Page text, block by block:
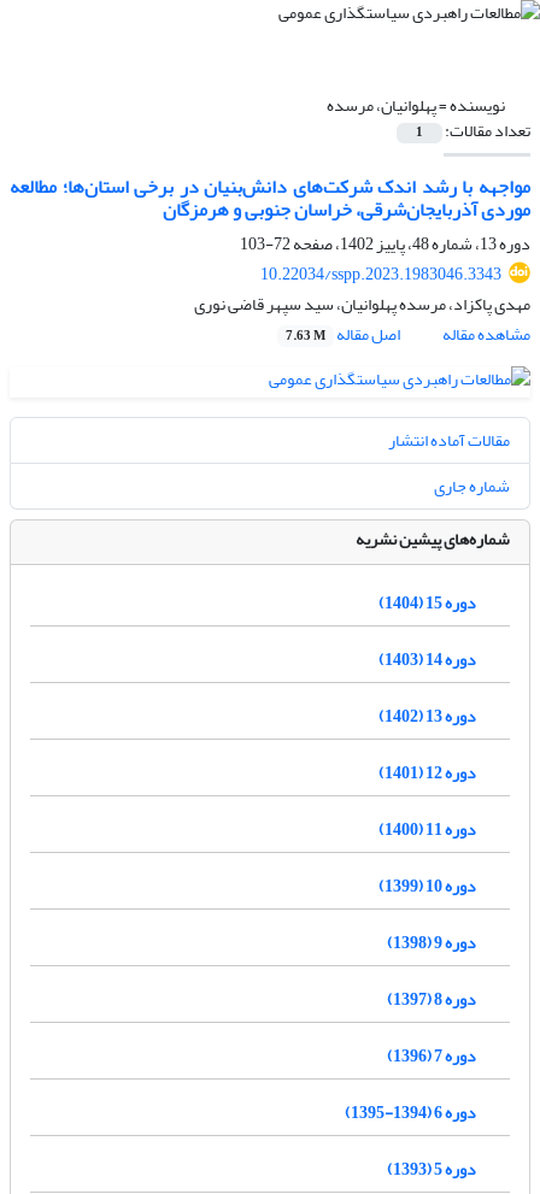
نویسنده =پهلوانیان، مرسده
تعداد مقالات: 1
مواجهه با رشد اندک شرکت‌های دانش‌بنیان در برخی استان‌ها؛ مطالعه
موردی آذربایجان‌شرقی، خراسان جنوبی و هرمزگان
دوره 13، شماره 48، پاییز 1402، صفحه
72-103
10.22034/sspp.2023.1983046.3343
مهدی پاکزاد، مرسده پهلوانیان، سید سپهر قاضی نوری
مشاهده مقاله
اصل مقاله 7.63 M
مقالات آماده انتشار
شماره جاری
شماره‌های پیشین نشریه
دوره 15 (1404)
دوره 14 (1403)
دوره 13 (1402)
دوره 12 (1401)
دوره 11 (1400)
دوره 10 (1399)
دوره 9 (1398)
دوره 8 (1397)
دوره 7 (1396)
دوره 6 (1394-1395)
دوره 5 (1393)